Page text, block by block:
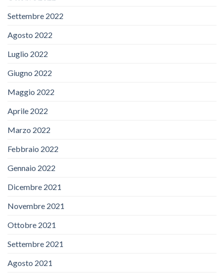
Settembre 2022
Agosto 2022
Luglio 2022
Giugno 2022
Maggio 2022
Aprile 2022
Marzo 2022
Febbraio 2022
Gennaio 2022
Dicembre 2021
Novembre 2021
Ottobre 2021
Settembre 2021
Agosto 2021